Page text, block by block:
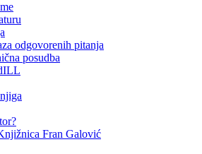
odgovorenih pitanja
posudba
Fran Galović